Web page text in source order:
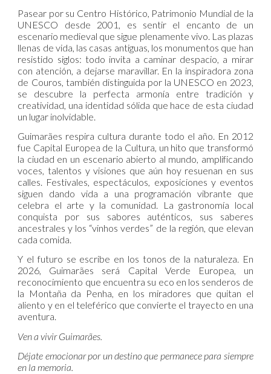
Pasear por su Centro Histórico, Patrimonio Mundial de la
UNESCO desde 2001, es sentir el encanto de un
escenario medieval que sigue plenamente vivo. Las plazas
llenas de vida, las casas antiguas, los monumentos que han
resistido siglos: todo invita a caminar despacio, a mirar
con atención, a dejarse maravillar. En la inspiradora zona
de Couros, también distinguida por la UNESCO en 2023,
se descubre la perfecta armonía entre tradición y
creatividad, una identidad sólida que hace de esta ciudad
un lugar inolvidable.
Guimarães respira cultura durante todo el año. En 2012
fue Capital Europea de la Cultura, un hito que transformó
la ciudad en un escenario abierto al mundo, amplificando
voces, talentos y visiones que aún hoy resuenan en sus
calles. Festivales, espectáculos, exposiciones y eventos
siguen dando vida a una programación vibrante que
celebra el arte y la comunidad. La gastronomía local
conquista por sus sabores auténticos, sus saberes
ancestrales y los “vinhos verdes” de la región, que elevan
cada comida.
Y el futuro se escribe en los tonos de la naturaleza. En
2026, Guimarães será Capital Verde Europea, un
reconocimiento que encuentra su eco en los senderos de
la Montaña da Penha, en los miradores que quitan el
aliento y en el teleférico que convierte el trayecto en una
aventura.
Ven a vivir Guimarães.
Déjate emocionar por un destino que permanece para siempre
en la memoria.